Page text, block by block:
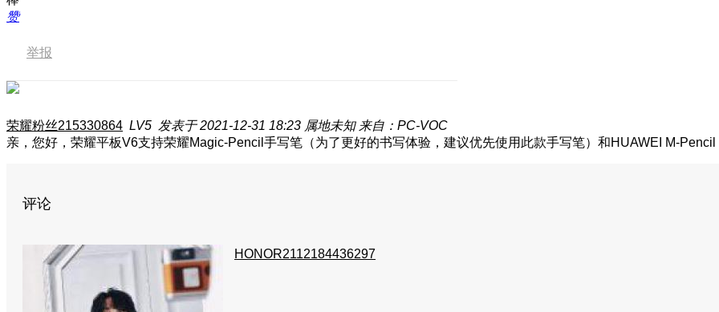
赞
举报
荣耀粉丝215330864 LV5 发表于 2021-12-31 18:23 属地未知 来自：PC-VOC
亲，您好，荣耀平板V6支持荣耀Magic-Pencil手写笔（为了更好的书写体验，建议优先使用此款手写笔）和HUAWEI M-
评论
HONOR2112184436297